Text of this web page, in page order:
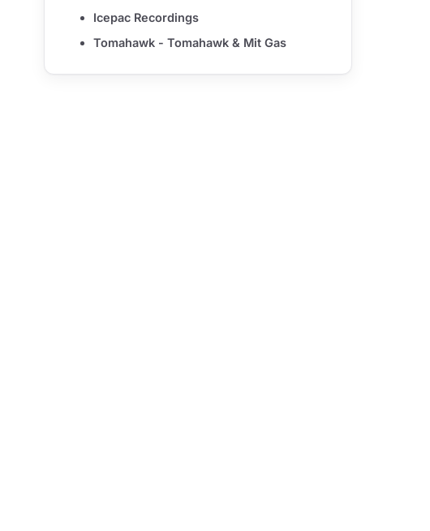
Icepac Recordings
Tomahawk - Tomahawk & Mit Gas